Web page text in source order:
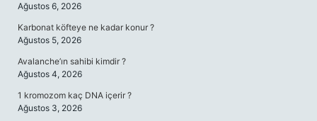
Ağustos 6, 2026
Karbonat köfteye ne kadar konur ?
Ağustos 5, 2026
Avalanche’ın sahibi kimdir ?
Ağustos 4, 2026
1 kromozom kaç DNA içerir ?
Ağustos 3, 2026